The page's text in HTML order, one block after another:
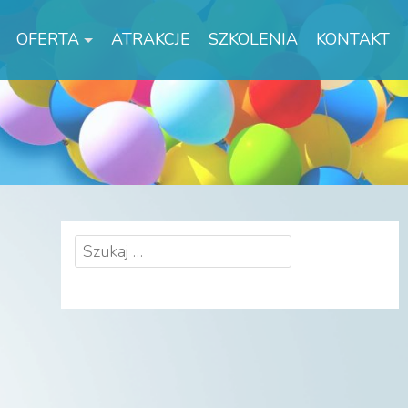
OFERTA ATRAKCJE SZKOLENIA KONTAKT
Szukaj: